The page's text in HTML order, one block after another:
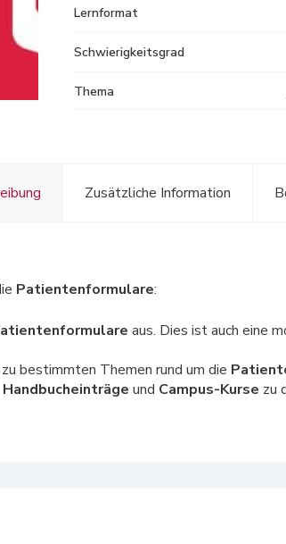
Lernformat
Schwierigkeitsgrad
Thema
Zusätzliche Information
Patientenformulare:
aus. Dies ist auch eine
bestimmten Themen rund um die
Handbucheinträge und Campus-Kurse zu